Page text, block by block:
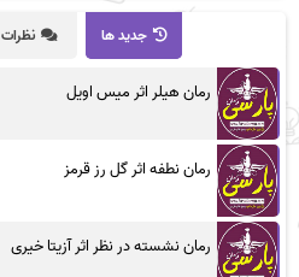
جدید ها نظرات
رمان هیلر اثر میس اویل
رمان نطفه اثر گل رز قرمز
رمان نشسته در نظر اثر آزیتا خیری